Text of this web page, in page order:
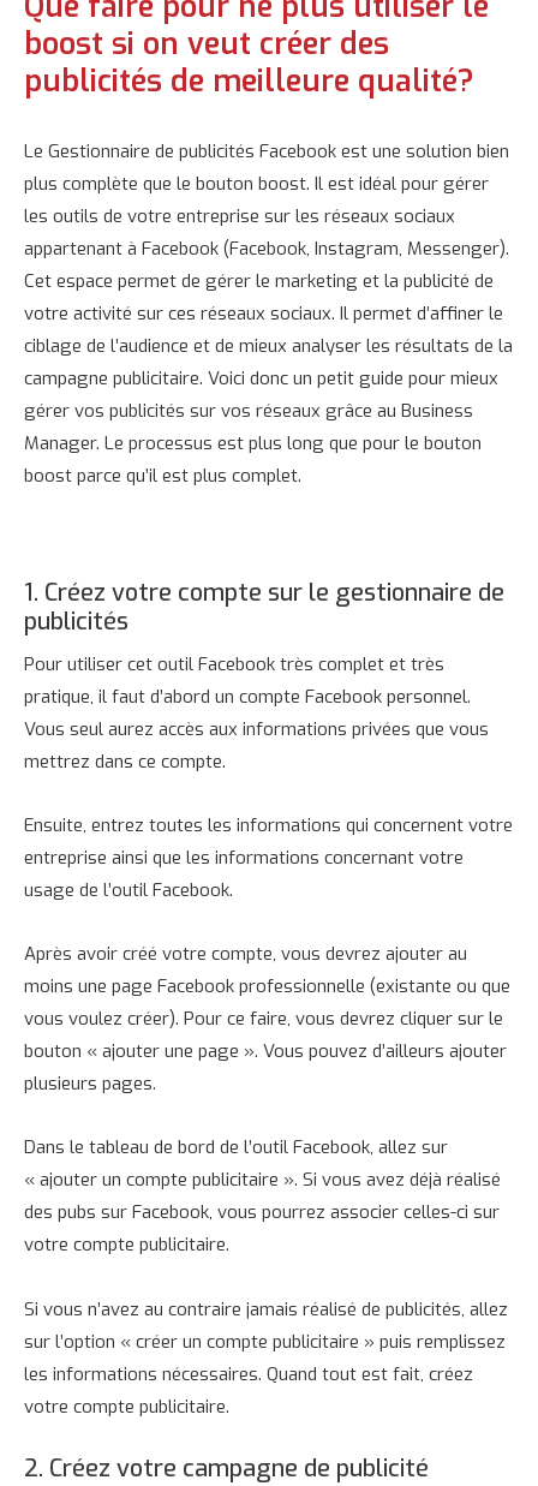
boost si on veut créer des
publicités de meilleure qualité?
Le Gestionnaire de publicités Facebook est une solution bien
plus complète que le bouton boost. Il est idéal pour gérer
les outils de votre entreprise sur les réseaux sociaux
appartenant à Facebook (Facebook, Instagram, Messenger).
Cet espace permet de gérer le marketing et la publicité de
votre activité sur ces réseaux sociaux. Il permet d’affiner le
ciblage de l’audience et de mieux analyser les résultats de la
campagne publicitaire. Voici donc un petit guide pour mieux
gérer vos publicités sur vos réseaux grâce au Business
Manager. Le processus est plus long que pour le bouton
boost parce qu’il est plus complet.
1. Créez votre compte sur le gestionnaire de
publicités
Pour utiliser cet outil Facebook très complet et très
pratique, il faut d’abord un compte Facebook personnel.
Vous seul aurez accès aux informations privées que vous
mettrez dans ce compte.
Ensuite, entrez toutes les informations qui concernent votre
entreprise ainsi que les informations concernant votre
usage de l’outil Facebook.
Après avoir créé votre compte, vous devrez ajouter au
moins une page Facebook professionnelle (existante ou que
vous voulez créer). Pour ce faire, vous devrez cliquer sur le
bouton « ajouter une page ». Vous pouvez d’ailleurs ajouter
plusieurs pages.
Dans le tableau de bord de l’outil Facebook, allez sur
« ajouter un compte publicitaire ». Si vous avez déjà réalisé
des pubs sur Facebook, vous pourrez associer celles-ci sur
votre compte publicitaire.
Si vous n’avez au contraire jamais réalisé de publicités, allez
sur l’option « créer un compte publicitaire » puis remplissez
les informations nécessaires. Quand tout est fait, créez
votre compte publicitaire.
2. Créez votre campagne de publicité